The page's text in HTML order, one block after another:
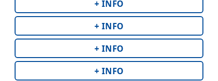
+ INFO
+ INFO
+ INFO
+ INFO